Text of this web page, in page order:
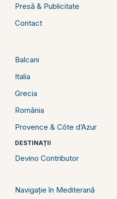
Presă & Publicitate
Contact
Balcani
Italia
Grecia
România
Provence & Côte d’Azur
DESTINAȚII
Devino Contributor
Navigație în Mediterană